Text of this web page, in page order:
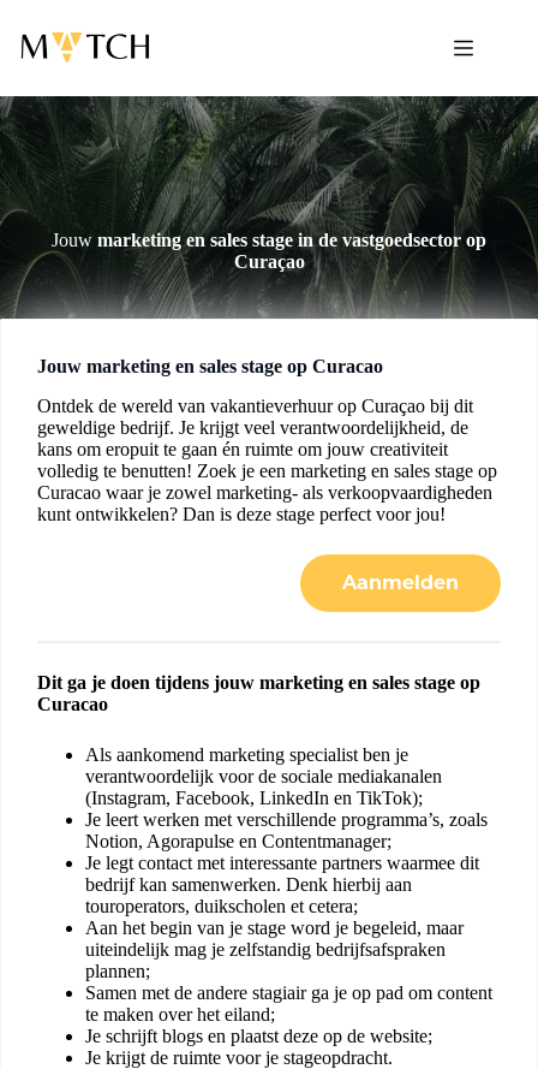
naar
Jouw marketing en sales stage in de vastgoedsector op
Curaçao
Jouw marketing en sales stage op Curacao
Ontdek de wereld van vakantieverhuur op Curaçao bij dit
geweldige bedrijf. Je krijgt veel verantwoordelijkheid, de
kans om eropuit te gaan én ruimte om jouw creativiteit
volledig te benutten! Zoek je een marketing en sales stage op
Curacao waar je zowel marketing- als verkoopvaardigheden
kunt ontwikkelen? Dan is deze stage perfect voor jou!
Aanmelden
Dit ga je doen tijdens jouw marketing en sales stage op
Curacao
Als aankomend marketing specialist ben je
verantwoordelijk voor de sociale mediakanalen
(Instagram, Facebook, LinkedIn en TikTok);
Je leert werken met verschillende programma’s, zoals
Notion, Agorapulse en Contentmanager;
Je legt contact met interessante partners waarmee dit
bedrijf kan samenwerken. Denk hierbij aan
touroperators, duikscholen et cetera;
Aan het begin van je stage word je begeleid, maar
uiteindelijk mag je zelfstandig bedrijfsafspraken
plannen;
Samen met de andere stagiair ga je op pad om content
te maken over het eiland;
Je schrijft blogs en plaatst deze op de website;
Je krijgt de ruimte voor je stageopdracht.